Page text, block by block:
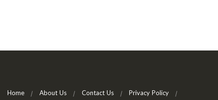
Home About Us Contact Us
Privacy Policy